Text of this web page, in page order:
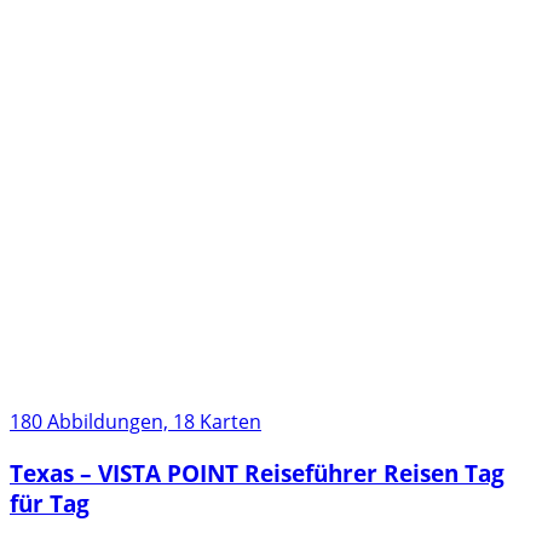
180 Abbildungen, 18 Karten
Texas – VISTA POINT Reiseführer Reisen Tag
für Tag